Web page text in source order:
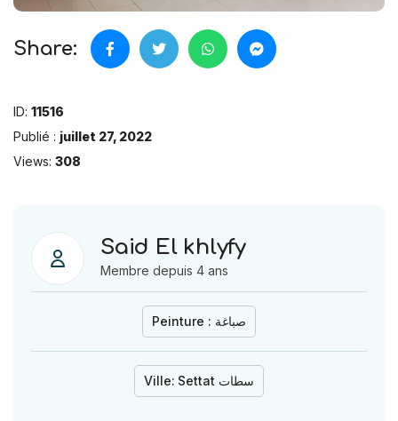
Share:
ID: 11516
Publié : juillet 27, 2022
Views: 308
Said El khlyfy
Membre depuis 4 ans
Peinture : صباغة
Ville: Settat سطات